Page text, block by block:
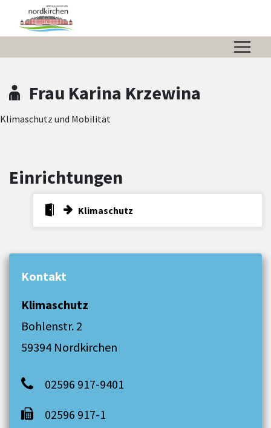
Zum Header
Zum Hauptinhalt
Zum Footer
Zum Hauptinhalt springen
Frau Karina Krzewina
Klimaschutz und Mobilität
Einrichtungen
Klimaschutz
Kontakt
Klimaschutz
Bohlenstr. 2
59394 Nordkirchen
02596 917-9401
02596 917-1